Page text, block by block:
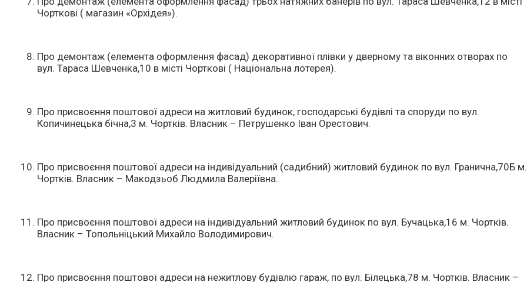
Чорткові ( магазин «Орхідея»).
Про демонтаж (елемента оформлення фасад) декоративної плівки у дверному та віконних отворах по
вул. Тараса Шевченка,10 в місті Чорткові ( Національна лотерея).
Про присвоєння поштової адреси на житловий будинок, господарські будівлі та споруди по вул.
Копичинецька бічна,3 м. Чортків. Власник – Петрушенко Іван Орестович.
Про присвоєння поштової адреси на індивідуальний (садибний) житловий будинок по вул. Гранична,70Б м.
Чортків. Власник – Макодзьоб Людмила Валеріївна.
Про присвоєння поштової адреси на індивідуальний житловий будинок по вул. Бучацька,16 м. Чортків.
Власник – Топольніцький Михайло Володимирович.
Про присвоєння поштової адреси на нежитлову будівлю гараж, по вул. Білецька,78 м. Чортків. Власник –